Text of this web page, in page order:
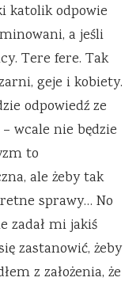
katolik odpowie
a jeśli
Tere fere. Tak
geje i kobiety.
odpowiedź ze
wcale nie będzie
to
ale żeby tak
sprawy… No
zadał mi jakiś
zastanowić, żeby
z założenia, że